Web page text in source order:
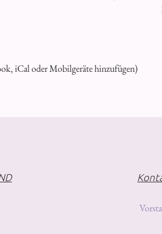
iCal oder Mobilgeräte hinzufügen)